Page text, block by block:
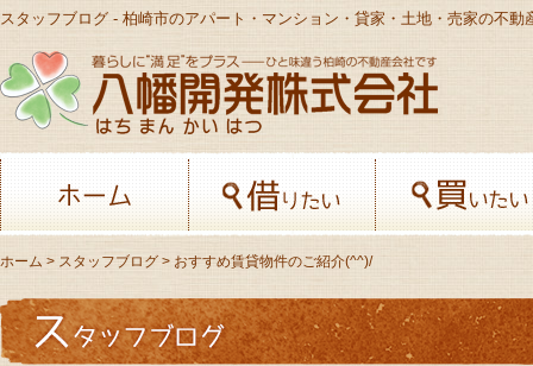
スタッフブログ - 柏崎市のアパート・マンション・貸家・土地・売家の不動
ホーム 借りたい
ホーム > スタッフブログ > おすすめ賃貸物件のご紹介(^^)/